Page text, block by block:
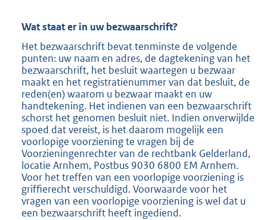
Wat staat er in uw bezwaarschrift?
Het bezwaarschrift bevat tenminste de volgende
punten: uw naam en adres, de dagtekening van het
bezwaarschrift, het besluit waartegen u bezwaar
maakt en het registratienummer van dat besluit, de
reden(en) waarom u bezwaar maakt en uw
handtekening. Het indienen van een bezwaarschrift
schorst het genomen besluit niet. Indien onverwijlde
spoed dat vereist, is het daarom mogelijk een
voorlopige voorziening te vragen bij de
Voorzieningenrechter van de rechtbank Gelderland,
locatie Arnhem, Postbus 9030 6800 EM Arnhem.
Voor het treffen van een voorlopige voorziening is
griffierecht verschuldigd. Voorwaarde voor het
vragen van een voorlopige voorziening is wel dat u
een bezwaarschrift heeft ingediend.